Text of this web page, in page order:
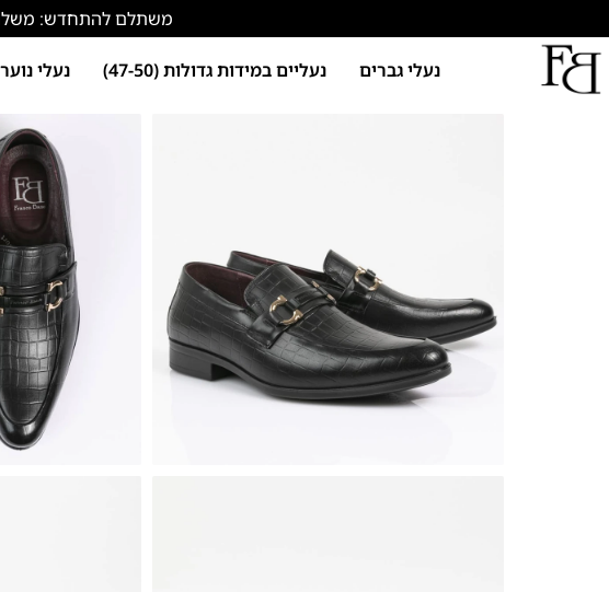
משתלם להתחדש: משלוח חינם ברכישה
נעלי גברים נעליים במידות גדולות (47-50) נעלי